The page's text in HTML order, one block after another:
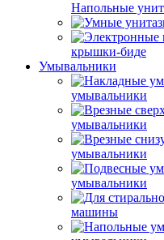
Напольные
крышки-биде
Умывальники
умывальники
умывальники
умывальники
умывальники
машины